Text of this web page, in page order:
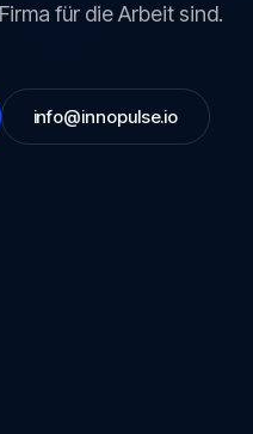
für die Arbeit sind.
info@innopulse.io